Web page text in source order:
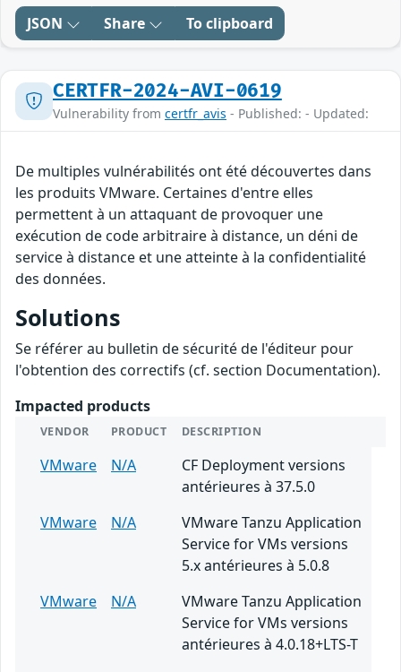
JSON Share To clipboard
CERTFR-2024-AVI-0619
Vulnerability from certfr_avis - Published: - Updated:
De multiples vulnérabilités ont été découvertes dans
les produits VMware. Certaines d'entre elles
permettent à un attaquant de provoquer une
exécution de code arbitraire à distance, un déni de
service à distance et une atteinte à la confidentialité
des données.
Solutions
Se référer au bulletin de sécurité de l'éditeur pour
l'obtention des correctifs (cf. section Documentation).
Impacted products
VENDOR PRODUCT DESCRIPTION
VMware N/A
CF Deployment versions
antérieures à 37.5.0
VMware
N/A
VMware Tanzu Application
Service for VMs versions
5.x antérieures à 5.0.8
VMware
N/A
VMware Tanzu Application
Service for VMs versions
antérieures à 4.0.18+LTS-T